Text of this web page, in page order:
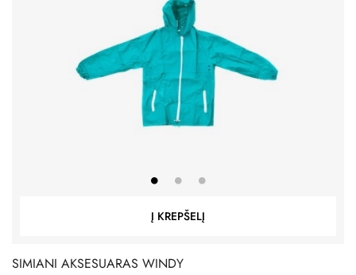
Į KREPŠELĮ
SIMIANI AKSESUARAS WINDY